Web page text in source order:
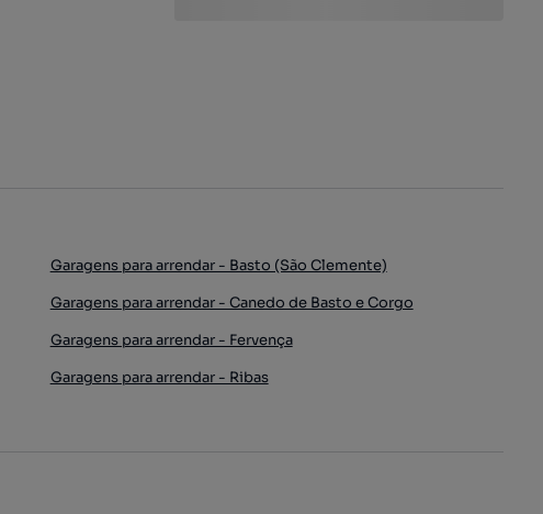
Garagens para arrendar - Basto (São Clemente)
Garagens para arrendar - Canedo de Basto e Corgo
Garagens para arrendar - Fervença
Garagens para arrendar - Ribas